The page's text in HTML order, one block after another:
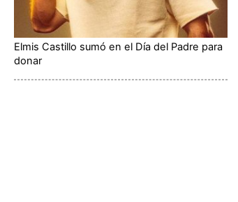
Elmis Castillo sumó en el Día del Padre para
donar